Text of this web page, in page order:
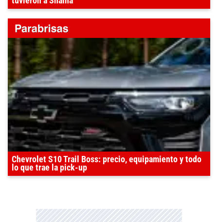
Chevrolet S10 Trail Boss: precio, equipamiento y todo
lo que trae la pick-up